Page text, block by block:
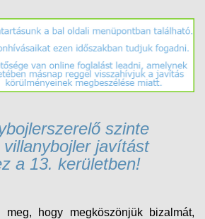
szinte
villanybojler javítást
a 13. kerületben!
hogy megköszönjük bizalmát,